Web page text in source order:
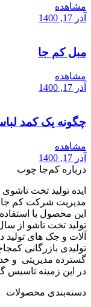
مشاهده
آذر 17, 1400
مبل کم جا
مشاهده
آذر 17, 1400
چگونه یک کمد
مشاهده
آذر 17, 1400
درباره کم‌جا چوب
ایده تولید تخت
این محصول با
تولیدی بازرگانی
گسترده مدیریتی و
در این زمینه تاسیس
دسته‌بندی محصولات